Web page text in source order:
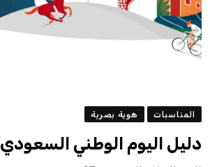
المناسبات هوية بصرية
دليل اليوم الوطني السعودي 93